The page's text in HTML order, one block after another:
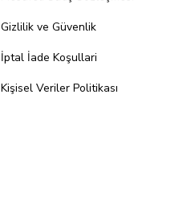
Gizlilik ve Güvenlik
İptal İade Koşullari
Kişisel Veriler Politikası